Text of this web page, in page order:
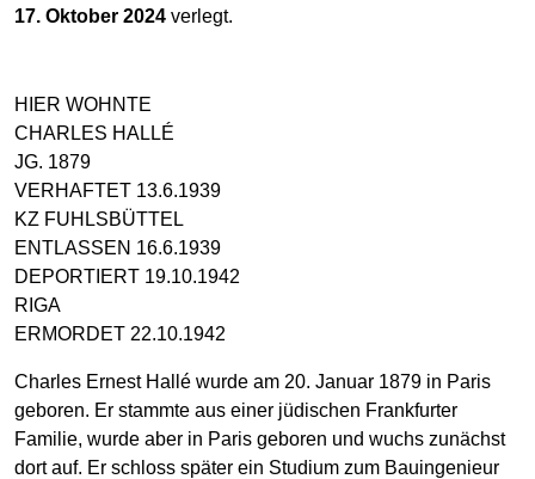
17. Oktober 2024 verlegt.
HIER WOHNTE
CHARLES HALLÉ
JG. 1879
VERHAFTET 13.6.1939
KZ FUHLSBÜTTEL
ENTLASSEN 16.6.1939
DEPORTIERT 19.10.1942
RIGA
ERMORDET 22.10.1942
Charles Ernest Hallé wurde am 20. Januar 1879 in Paris
geboren. Er stammte aus einer jüdischen Frankfurter
Familie, wurde aber in Paris geboren und wuchs zunächst
dort auf. Er schloss später ein Studium zum Bauingenieur